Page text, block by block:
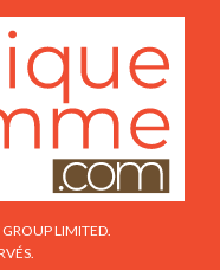
LIMITED.